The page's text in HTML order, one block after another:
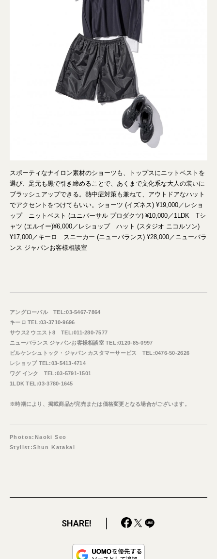
スポーティなナイロン素材のショーツも、トップスにニットベストを
選び、足元も黒で引き締めることで、あくまで文化系な大人の装いに
ブラッシュアップできる。熱中症対策も兼ねて、アウトドアなハット
でアクセントをつけてもいい。ショーツ (イズネス) ¥19,000／レショ
ップ ニットベスト (ユニバーサル プロダクツ) ¥10,000／1LDK Tシ
ャツ (エルイー)¥6,000／レショップ ハット (スタジオ ニコルソン)
¥17,000／キーロ スニーカー (ニューバランス) ¥28,000／ニューバラ
ンス ジャパンお客様相談室
アングローバル TEL:03-5467-7864
キーロ TEL:03-3710-9696
サウス2 ウエスト8 TEL:011-280-7577
ニューバランス ジャパンお客様相談室 TEL:0120-85-0997
ビルケンシュトック・ジャパン カスタマーサービス TEL:0476-50-2626
レショップ TEL:03-5413-4714
ワグ インク TEL:03-5791-1501
1LDK TEL:03-3780-1645
※時期により、掲載商品が完売または価格変更となる場合がございます。
Photos:Naoki Seo
Stylist:Shun Katakai
SHARE!